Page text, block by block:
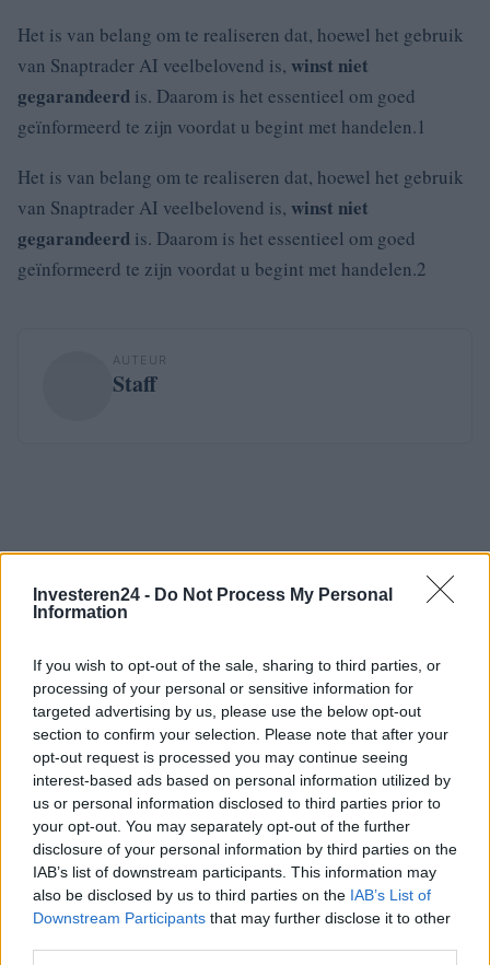
Investeren24 - Do Not Process My Personal
Information
If you wish to opt-out of the sale, sharing to third parties, or
processing of your personal or sensitive information for
targeted advertising by us, please use the below opt-out
section to confirm your selection. Please note that after your
opt-out request is processed you may continue seeing
interest-based ads based on personal information utilized by
us or personal information disclosed to third parties prior to
your opt-out. You may separately opt-out of the further
disclosure of your personal information by third parties on the
IAB’s list of downstream participants. This information may
also be disclosed by us to third parties on the IAB’s List of
Downstream Participants that may further disclose it to other
Het is van belang om te realiseren dat, hoewel het gebruik
van Snaptrader AI veelbelovend is, winst niet
gegarandeerd is. Daarom is het essentieel om goed
geïnformeerd te zijn voordat u begint met handelen.1
Het is van belang om te realiseren dat, hoewel het gebruik
van Snaptrader AI veelbelovend is, winst niet
gegarandeerd is. Daarom is het essentieel om goed
geïnformeerd te zijn voordat u begint met handelen.2
AUTEUR
Staff
Verder lezen